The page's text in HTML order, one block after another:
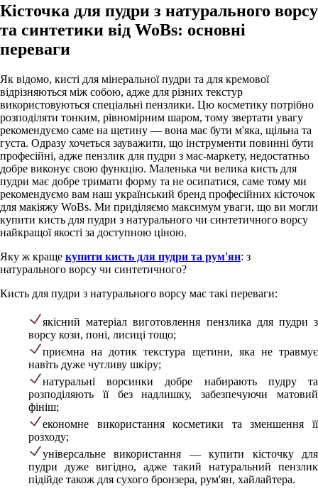
Кісточка для пудри з натурального ворсу
та синтетики від WoBs: основні
переваги
Як відомо, кисті для мінеральної пудри та для кремової
відрізняються між собою, адже для різних текстур
використовуються спеціальні пензлики. Цю косметику потрібно
розподіляти тонким, рівномірним шаром, тому звертати увагу
рекомендуємо саме на щетину — вона має бути м'яка, щільна та
густа. Одразу хочеться зауважити, що інструменти повинні бути
професійні, адже пензлик для пудри з мас-маркету, недостатньо
добре виконує свою функцію. Маленька чи велика кисть для
пудри має добре тримати форму та не осипатися, саме тому ми
рекомендуємо вам наш український бренд професійних кісточок
для макіяжу WoBs. Ми приділяємо максимум уваги, що ви могли
купити кисть для пудри з натурального чи синтетичного ворсу
найкращої якості за доступною ціною.
Яку ж краще купити кисть для пудри та рум'ян: з
натурального ворсу чи синтетичного?
Кисть для пудри з натурального ворсу має такі переваги:
якісний матеріал виготовлення пензлика для пудри з
ворсу кози, поні, лисиці тощо;
приємна на дотик текстура щетини, яка не травмує
навіть дуже чутливу шкіру;
натуральні ворсинки добре набирають пудру та
розподіляють її без надлишку, забезпечуючи матовий
фініш;
економне використання косметики та зменшення її
розходу;
універсальне використання — купити кісточку для
пудри дуже вигідно, адже такий натуральний пензлик
підійде також для сухого бронзера, рум'ян, хайлайтера.